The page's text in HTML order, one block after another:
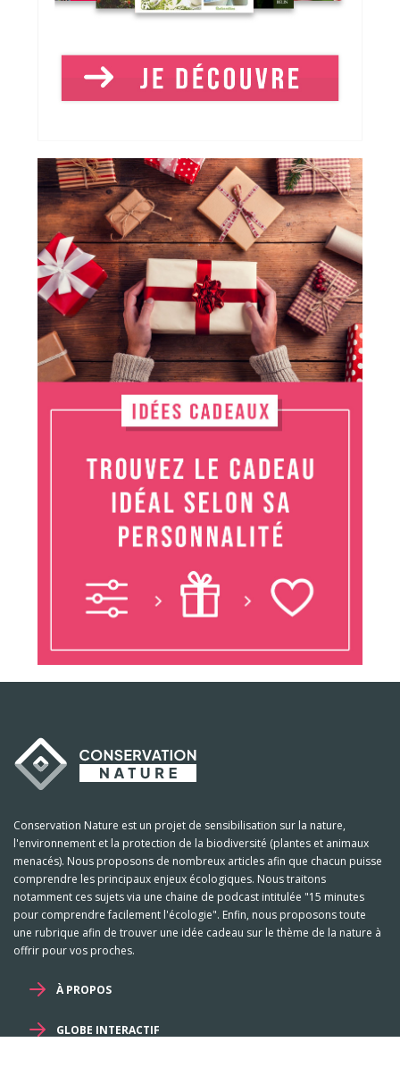
Conservation Nature est un projet de sensibilisation sur la nature,
l'environnement et la protection de la biodiversité (plantes et animaux
menacés). Nous proposons de nombreux articles afin que chacun puisse
comprendre les principaux enjeux écologiques. Nous traitons
notamment ces sujets via une chaine de podcast intitulée "15 minutes
pour comprendre facilement l'écologie". Enfin, nous proposons toute
une rubrique afin de trouver une idée cadeau sur le thème de la nature à
offrir pour vos proches.
À PROPOS
GLOBE INTERACTIF